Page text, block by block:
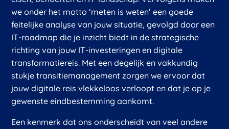
we onder het motto ‘meten is weten’ een goede
feitelijke analyse van jouw situatie, gevolgd door een
IT-roadmap die je inzicht biedt in de strategische
richting van jouw IT-investeringen en digitale
transformatiereis. Met een degelijk en vakkundig
stukje transitiemanagement zorgen we ervoor dat
jouw digitale reis vlekkeloos verloopt en dat je op je
gewenste eindbestemming aankomt.
Een kenmerk dat ons onderscheidt van veel andere